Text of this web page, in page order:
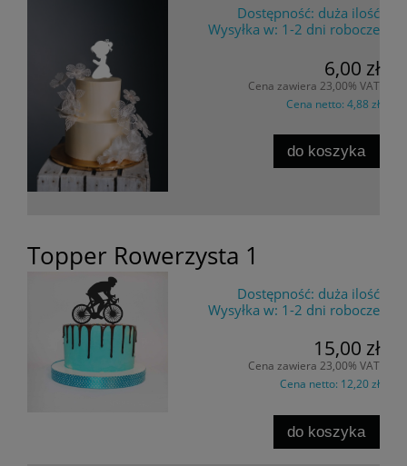
Dostępność: duża ilość
Wysyłka w: 1-2 dni robocze
6,00 zł
Cena zawiera 23,00% VAT
Cena netto: 4,88 zł
do koszyka
Topper Rowerzysta 1
Dostępność: duża ilość
Wysyłka w: 1-2 dni robocze
15,00 zł
Cena zawiera 23,00% VAT
Cena netto: 12,20 zł
do koszyka